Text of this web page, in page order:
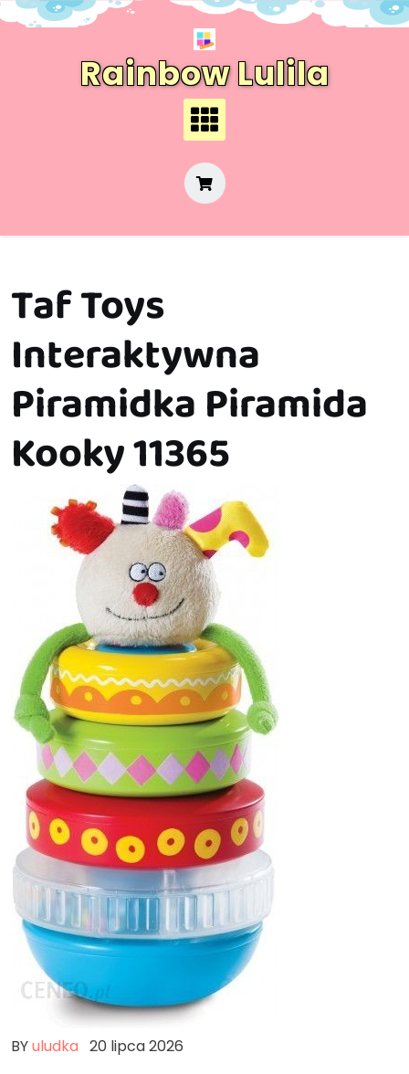
Skip
Rainbow Lulila
Taf Toys
Interaktywna
Piramidka Piramida
Kooky 11365
BYuludka 20 lipca 2026